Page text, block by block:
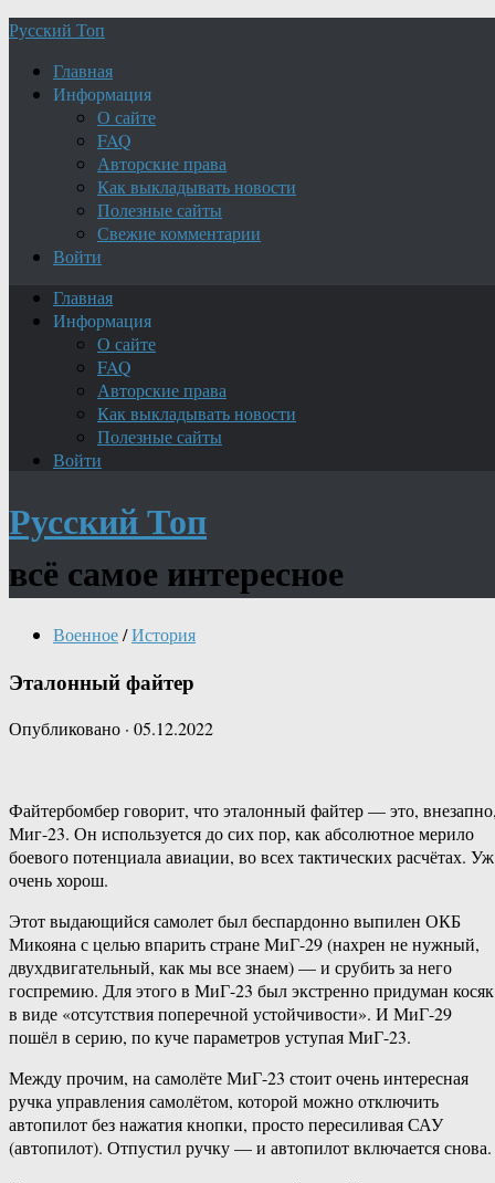
Русский Топ
Главная
Информация
О сайте
FAQ
Авторские права
Как выкладывать новости
Полезные сайты
Свежие комментарии
Войти
Главная
Информация
О сайте
FAQ
Авторские права
Как выкладывать новости
Полезные сайты
Войти
Русский Топ
всё самое интересное
Военное/История
Эталонный файтер
Опубликовано · 05.12.2022
Файтербомбер говорит, что эталонный файтер — это,
Миг-23. Он используется до сих пор, как абсолютное мерило
боевого потенциала авиации, во всех тактических расчётах. Уж
очень хорош.
Этот выдающийся самолет был беспардонно выпилен ОКБ
Микояна с целью впарить стране МиГ-29 (нахрен не нужный,
двухдвигательный, как мы все знаем) — и срубить за него
госпремию. Для этого в МиГ-23 был экстренно придуман косяк
в виде «отсутствия поперечной устойчивости». И МиГ-29
пошёл в серию, по куче параметров уступая МиГ-23.
Между прочим, на самолёте МиГ-23 стоит очень интересная
ручка управления самолётом, которой можно отключить
автопилот без нажатия кнопки, просто пересиливая САУ
(автопилот). Отпустил ручку — и автопилот включается снова.